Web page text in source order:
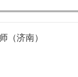
（济南）